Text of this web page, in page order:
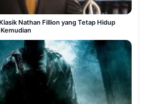
Nathan Fillion yang Tetap Hidup